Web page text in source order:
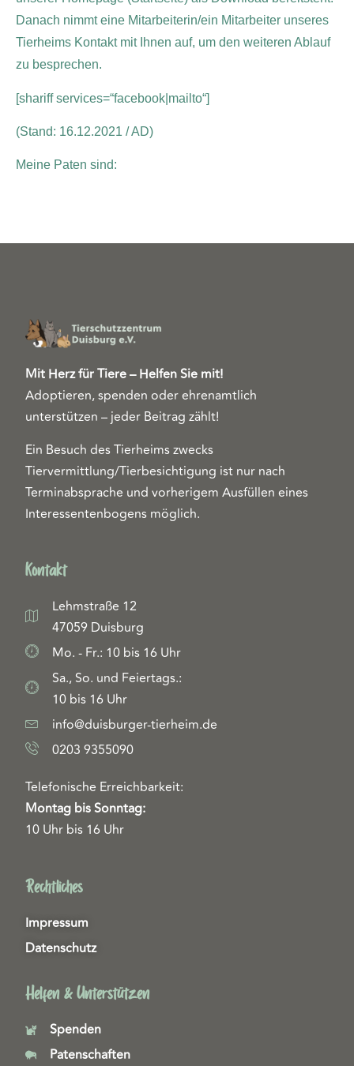
Danach nimmt eine Mitarbeiterin/ein Mitarbeiter unseres
Tierheims Kontakt mit Ihnen auf, um den weiteren Ablauf
zu besprechen.
[shariff services=“facebook|mailto“]
(Stand: 16.12.2021 / AD)
Meine Paten sind:
Mit Herz für Tiere – Helfen Sie mit!
Adoptieren, spenden oder ehrenamtlich
unterstützen – jeder Beitrag zählt!
Ein Besuch des Tierheims zwecks
Tiervermittlung/Tierbesichtigung ist nur nach
Terminabsprache und vorherigem Ausfüllen eines
Interessentenbogens möglich.
Kontakt
Lehmstraße 12
47059 Duisburg
Mo. - Fr.: 10 bis 16 Uhr
Sa., So. und Feiertags.:
10 bis 16 Uhr
info@duisburger-tierheim.de
0203 9355090
Telefonische Erreichbarkeit:
Montag bis Sonntag:
10 Uhr bis 16 Uhr
Rechtliches
Impressum
Datenschutz
Helfen & Unterstützen
Spenden
Patenschaften